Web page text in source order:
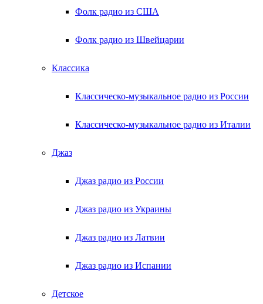
Фолк радио из США
Фолк радио из Швейцарии
Классика
Классическо-музыкальное радио из России
Классическо-музыкальное радио из Италии
Джаз
Джаз радио из России
Джаз радио из Украины
Джаз радио из Латвии
Джаз радио из Испании
Детское